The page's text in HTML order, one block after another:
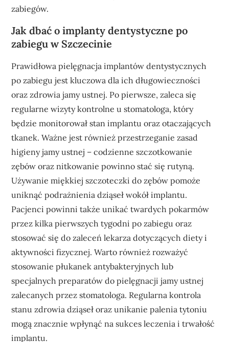
zabiegów.
Jak dbać o implanty dentystyczne po
zabiegu w Szczecinie
Prawidłowa pielęgnacja implantów dentystycznych
po zabiegu jest kluczowa dla ich długowieczności
oraz zdrowia jamy ustnej. Po pierwsze, zaleca się
regularne wizyty kontrolne u stomatologa, który
będzie monitorował stan implantu oraz otaczających
tkanek. Ważne jest również przestrzeganie zasad
higieny jamy ustnej – codzienne szczotkowanie
zębów oraz nitkowanie powinno stać się rutyną.
Używanie miękkiej szczoteczki do zębów pomoże
uniknąć podrażnienia dziąseł wokół implantu.
Pacjenci powinni także unikać twardych pokarmów
przez kilka pierwszych tygodni po zabiegu oraz
stosować się do zaleceń lekarza dotyczących diety i
aktywności fizycznej. Warto również rozważyć
stosowanie płukanek antybakteryjnych lub
specjalnych preparatów do pielęgnacji jamy ustnej
zalecanych przez stomatologa. Regularna kontrola
stanu zdrowia dziąseł oraz unikanie palenia tytoniu
mogą znacznie wpłynąć na sukces leczenia i trwałość
implantu.